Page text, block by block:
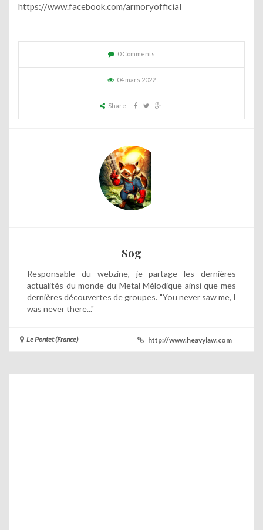
https://www.facebook.com/armoryofficial
0 Comments
04 mars 2022
Share
Sog
Responsable du webzine, je partage les dernières
actualités du monde du Metal Mélodique ainsi que mes
dernières découvertes de groupes. "You never saw me, I
was never there..."
Le Pontet (France) http://www.heavylaw.com